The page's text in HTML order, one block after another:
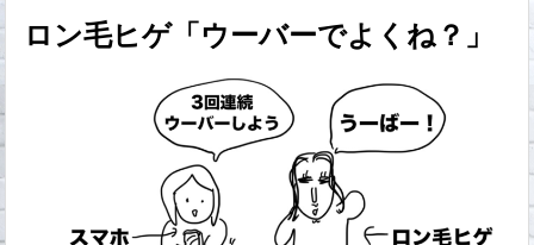
ロン毛ヒゲ「ウーバーでよくね？」